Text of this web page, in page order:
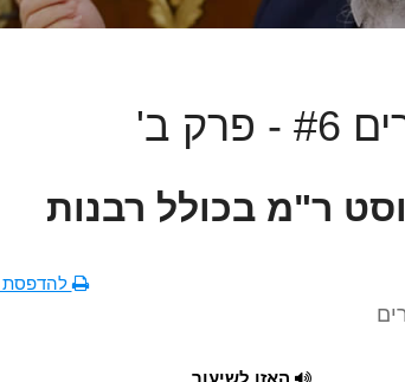
ב'
ר"מ בכולל רבנות
להדפסת
האזן לשיעור